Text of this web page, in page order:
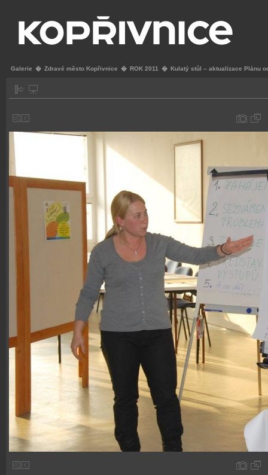
Galerie � Zdravé město Kopřivnice � ROK 2011 � Kulatý stůl – aktualizace Plánu